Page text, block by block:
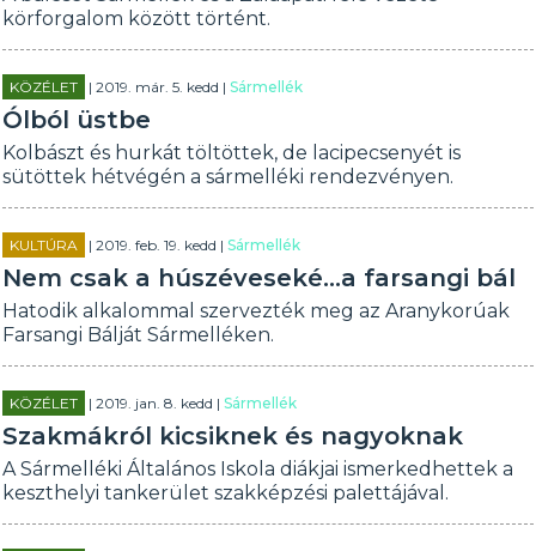
körforgalom között történt.
KÖZÉLET | 2019. már. 5. kedd |Sármellék
Ólból üstbe
Kolbászt és hurkát töltöttek, de lacipecsenyét is
sütöttek hétvégén a sármelléki rendezvényen.
KULTÚRA | 2019. feb. 19. kedd |Sármellék
Nem csak a húszéveseké...a farsangi bál
Hatodik alkalommal szervezték meg az Aranykorúak
Farsangi Bálját Sármelléken.
KÖZÉLET | 2019. jan. 8. kedd |Sármellék
Szakmákról kicsiknek és nagyoknak
A Sármelléki Általános Iskola diákjai ismerkedhettek a
keszthelyi tankerület szakképzési palettájával.